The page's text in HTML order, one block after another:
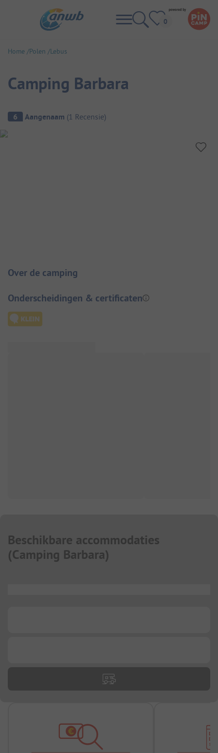
Home Polen Lebus
Camping Barbara
Camping overzicht
6 Aangenaam (1 Recensie)
Over de camping
Onderscheidingen & certificaten
Beschikbare accommodaties
(Camping Barbara)